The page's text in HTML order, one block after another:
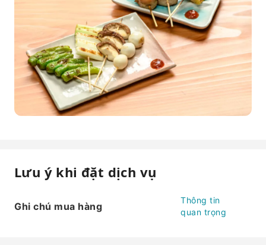
Lưu ý khi đặt dịch vụ
Ghi chú mua hàng
Thông tin
quan trọng